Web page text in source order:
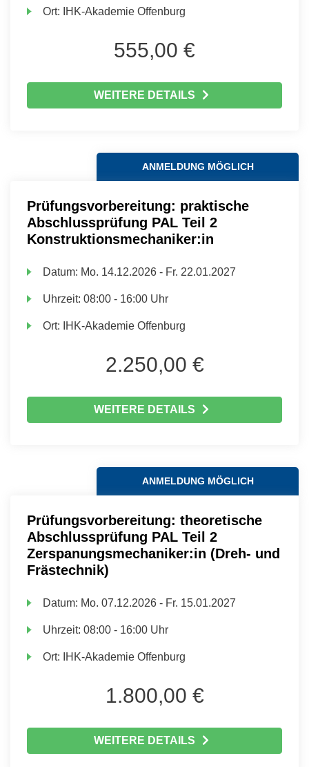
Ort: IHK-Akademie Offenburg
555,00 €
WEITERE DETAILS
ANMELDUNG MÖGLICH
Prüfungsvorbereitung: praktische
Abschlussprüfung PAL Teil 2
Konstruktionsmechaniker:in
Datum: Mo. 14.12.2026 - Fr. 22.01.2027
Uhrzeit:08:00 - 16:00 Uhr
Ort: IHK-Akademie Offenburg
2.250,00 €
WEITERE DETAILS
ANMELDUNG MÖGLICH
Prüfungsvorbereitung: theoretische
Abschlussprüfung PAL Teil 2
Zerspanungsmechaniker:in (Dreh- und
Frästechnik)
Datum: Mo. 07.12.2026 - Fr. 15.01.2027
Uhrzeit:08:00 - 16:00 Uhr
Ort: IHK-Akademie Offenburg
1.800,00 €
WEITERE DETAILS